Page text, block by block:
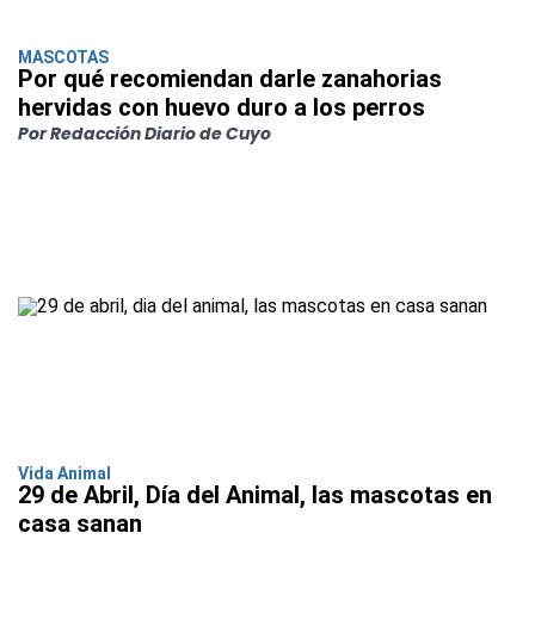
MASCOTAS
Por qué recomiendan darle zanahorias
hervidas con huevo duro a los perros
Por Redacción Diario de Cuyo
Vida Animal
29 de Abril, Día del Animal, las mascotas en
casa sanan